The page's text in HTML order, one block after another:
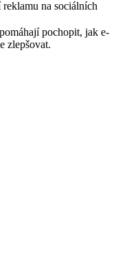
na sociálních
pochopit, jak e-
zlepšovat.